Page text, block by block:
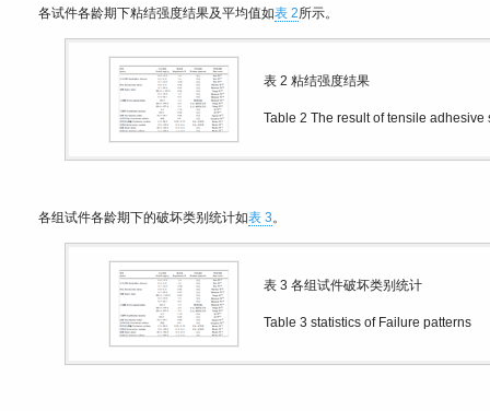
各试件各龄期下粘结强度结果及平均值如表 2所示。
表 2 粘结强度结果
Table 2 The result of tensile adhesive
各组试件各龄期下的破坏类别统计如表 3。
表 3 各组试件破坏类别统计
Table 3 statistics of Failure patterns